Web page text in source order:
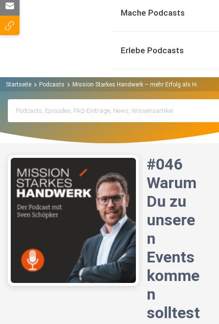
Mache Podcasts
Erlebe Podcasts
Startseite Podcasts Mission Starkes Handwerk – mehr Erfolg als
#046
Warum
Du zu
unsere
n
Events
komme
n
solltest